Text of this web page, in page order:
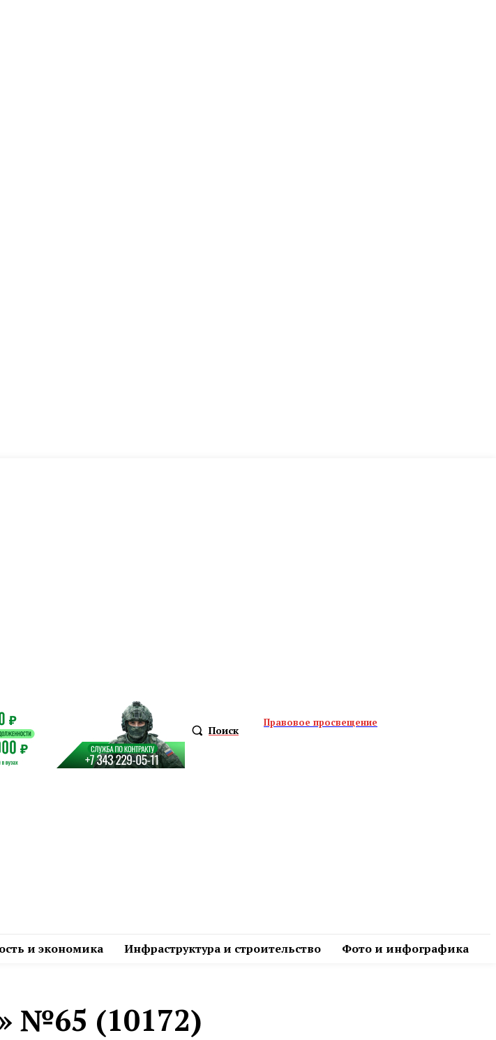
Поиск
Правовое просвещение
и экономика Инфраструктура и строительство Фото и инфографика
№65 (10172)